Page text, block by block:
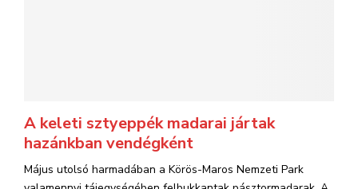
A keleti sztyeppék madarai jártak
hazánkban vendégként
Május utolsó harmadában a Körös-Maros Nemzeti Park